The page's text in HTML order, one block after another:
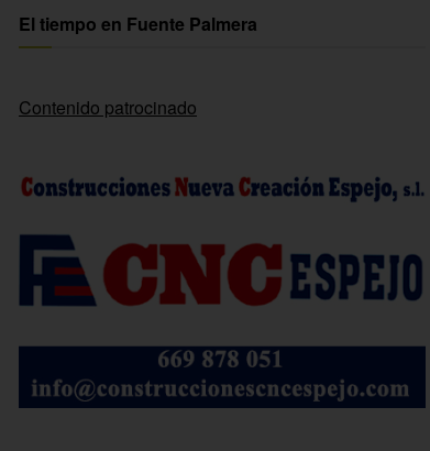
El tiempo en Fuente Palmera
Contenido patrocinado